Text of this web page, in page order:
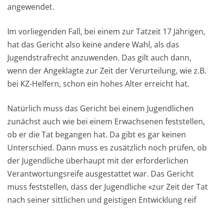
angewendet.
Im vorliegenden Fall, bei einem zur Tatzeit 17 Jährigen,
hat das Gericht also keine andere Wahl, als das
Jugendstrafrecht anzuwenden. Das gilt auch dann,
wenn der Angeklagte zur Zeit der Verurteilung, wie z.B.
bei KZ-Helfern, schon ein hohes Alter erreicht hat.
Natürlich muss das Gericht bei einem Jugendlichen
zunächst auch wie bei einem Erwachsenen feststellen,
ob er die Tat begangen hat. Da gibt es gar keinen
Unterschied. Dann muss es zusätzlich noch prüfen, ob
der Jugendliche überhaupt mit der erforderlichen
Verantwortungsreife ausgestattet war. Das Gericht
muss feststellen, dass der Jugendliche «zur Zeit der Tat
nach seiner sittlichen und geistigen Entwicklung reif